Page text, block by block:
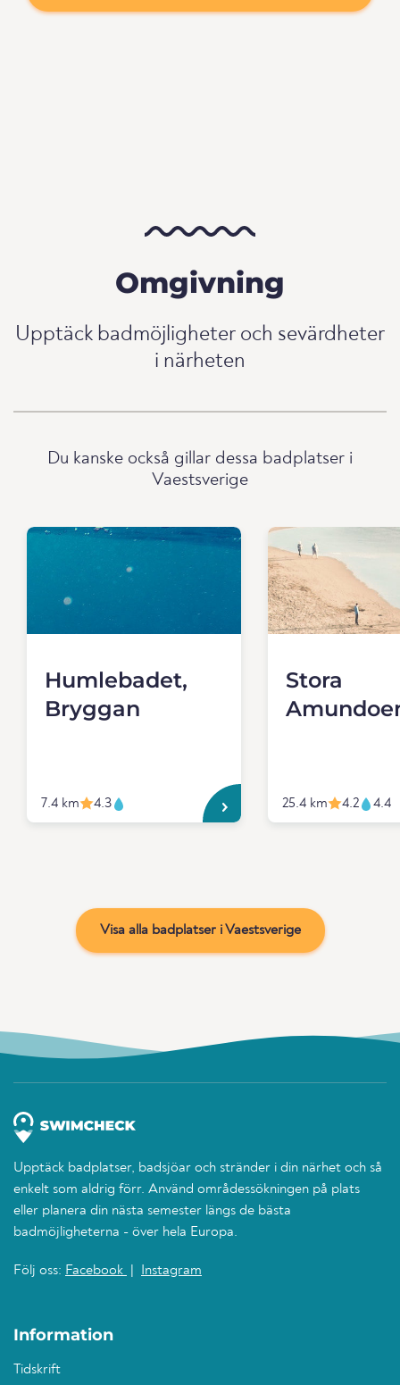
Omgivning
Upptäck badmöjligheter och sevärdheter
i närheten
Du kanske också gillar dessa badplatser i
Vaestsverige
Humlebadet,
Bryggan
7.4 km 4.3
Stora
25.4 km 4.2 4.4
Visa alla badplatser i Vaestsverige
Upptäck badplatser, badsjöar och stränder i din närhet och så
enkelt som aldrig förr. Använd områdessökningen på plats
eller planera din nästa semester längs de bästa
badmöjligheterna - över hela Europa.
Följ oss: Facebook Instagram
Information
Tidskrift